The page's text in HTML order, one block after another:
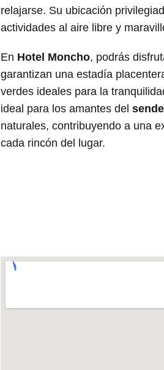
relajarse. Su ubicación
actividades al aire libre y
En Hotel Moncho, podrás
garantizan una estadía
verdes ideales para la
ideal para los amantes del
naturales, contribuyendo a una
cada rincón del lugar.